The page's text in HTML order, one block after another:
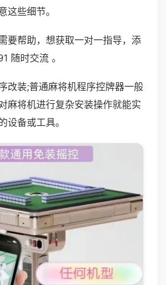
这些细节。
要帮助，想获取一对一指导，添
随时交流 。
改装;普通麻将机程序控牌器一般
麻将机进行复杂安装操作就能实
设备或工具。